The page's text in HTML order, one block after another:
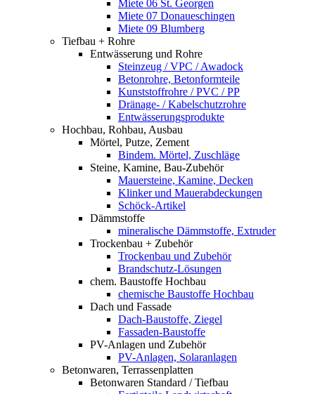
Miete 06 St. Georgen
Miete 07 Donaueschingen
Miete 09 Blumberg
Tiefbau + Rohre
Entwässerung und Rohre
Steinzeug / VPC / Awadock
Betonrohre, Betonformteile
Kunststoffrohre / PVC / PP
Dränage- / Kabelschutzrohre
Entwässerungsprodukte
Hochbau, Rohbau, Ausbau
Mörtel, Putze, Zement
Bindem. Mörtel, Zuschläge
Steine, Kamine, Bau-Zubehör
Mauersteine, Kamine, Decken
Klinker und Mauerabdeckungen
Schöck-Artikel
Dämmstoffe
mineralische Dämmstoffe, Extruder
Trockenbau + Zubehör
Trockenbau und Zubehör
Brandschutz-Lösungen
chem. Baustoffe Hochbau
chemische Baustoffe Hochbau
Dach und Fassade
Dach-Baustoffe, Ziegel
Fassaden-Baustoffe
PV-Anlagen und Zubehör
PV-Anlagen, Solaranlagen
Betonwaren, Terrassenplatten
Betonwaren Standard / Tiefbau